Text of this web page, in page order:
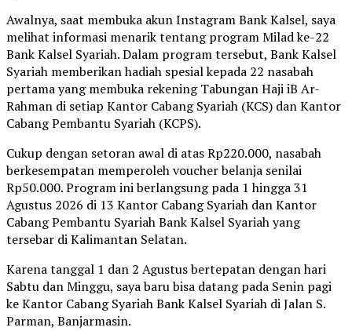
Awalnya, saat membuka akun Instagram Bank Kalsel, saya
melihat informasi menarik tentang program Milad ke-22
Bank Kalsel Syariah. Dalam program tersebut, Bank Kalsel
Syariah memberikan hadiah spesial kepada 22 nasabah
pertama yang membuka rekening Tabungan Haji iB Ar-
Rahman di setiap Kantor Cabang Syariah (KCS) dan Kantor
Cabang Pembantu Syariah (KCPS).
Cukup dengan setoran awal di atas Rp220.000, nasabah
berkesempatan memperoleh voucher belanja senilai
Rp50.000. Program ini berlangsung pada 1 hingga 31
Agustus 2026 di 13 Kantor Cabang Syariah dan Kantor
Cabang Pembantu Syariah Bank Kalsel Syariah yang
tersebar di Kalimantan Selatan.
Karena tanggal 1 dan 2 Agustus bertepatan dengan hari
Sabtu dan Minggu, saya baru bisa datang pada Senin pagi
ke Kantor Cabang Syariah Bank Kalsel Syariah di Jalan S.
Parman, Banjarmasin.